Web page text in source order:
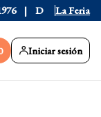
Dólar Blue $1530
La Feria
Iniciar sesión